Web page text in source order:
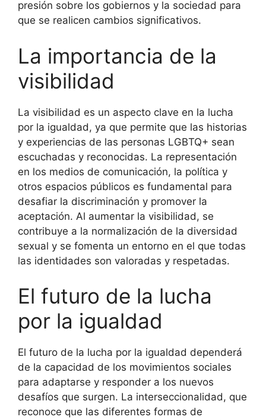
presión sobre los gobiernos y la sociedad para
que se realicen cambios significativos.
La importancia de la
visibilidad
La visibilidad es un aspecto clave en la lucha
por la igualdad, ya que permite que las historias
y experiencias de las personas LGBTQ+ sean
escuchadas y reconocidas. La representación
en los medios de comunicación, la política y
otros espacios públicos es fundamental para
desafiar la discriminación y promover la
aceptación. Al aumentar la visibilidad, se
contribuye a la normalización de la diversidad
sexual y se fomenta un entorno en el que todas
las identidades son valoradas y respetadas.
El futuro de la lucha
por la igualdad
El futuro de la lucha por la igualdad dependerá
de la capacidad de los movimientos sociales
para adaptarse y responder a los nuevos
desafíos que surgen. La interseccionalidad, que
reconoce que las diferentes formas de